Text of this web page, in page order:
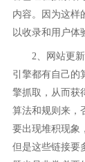
内容。因为这样
以收录和用户体
2、网站更
引擎都有自己的
擎抓取，从而获
算法和规则来，
要出现堆积现象
但是这些链接要